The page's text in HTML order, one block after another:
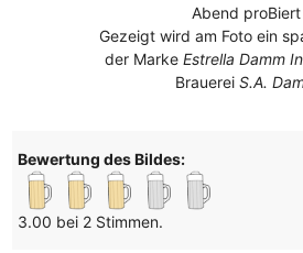
Abend proBiert
Gezeigt wird am Foto ein
der Marke Estrella Damm
Brauerei S.A.
Bewertung des Bildes:
3.00 bei 2 Stimmen.